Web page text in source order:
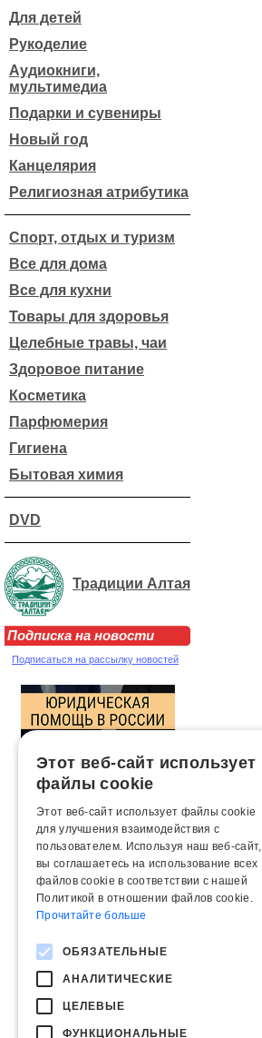
Для детей
Рукоделие
Аудиокниги,
мультимедиа
Подарки и сувениры
Новый год
Канцелярия
Религиозная атрибутика
Спорт, отдых и туризм
Все для дома
Все для кухни
Товары для здоровья
Целебные травы, чаи
Здоровое питание
Косметика
Парфюмерия
Гигиена
Бытовая химия
DVD
Традиции Алтая
Подписка на новости
Подписаться на рассылку новостей
Этот веб-сайт использует
файлы cookie
Этот веб-сайт использует файлы cookie
для улучшения взаимодействия с
пользователем. Используя наш веб-сайт,
вы соглашаетесь на использование всех
файлов cookie в соответствии с нашей
Политикой в ​​отношении файлов cookie.
Прочитайте больше
ОБЯЗАТЕЛЬНЫЕ
АНАЛИТИЧЕСКИЕ
ЦЕЛЕВЫЕ
ФУНКЦИОНАЛЬНЫЕ